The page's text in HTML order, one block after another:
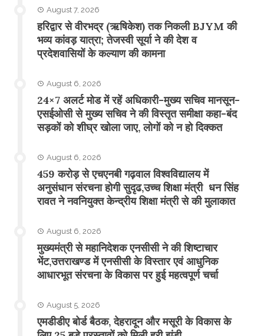
August 7, 2026
​हरिद्वार से वीरभद्र (ऋषिकेश) तक निकली BJYM की
भव्य कांवड़ यात्रा; तेजस्वी सूर्या ने की देश व
प्रदेशवासियों के कल्याण की कामना
August 6, 2026
24×7 अलर्ट मोड में रहें अधिकारी-मुख्य सचिव मानसून-
एसईओसी से मुख्य सचिव ने की विस्तृत समीक्षा कहा-बंद
सड़कों को शीघ्र खोला जाए, लोगों को न हो दिक्कत
August 6, 2026
459 करोड़ से एचएनबी गढ़वाल विश्वविद्यालय में
अनुसंधान संरचना होगी सुदृढ,उच्च शिक्षा मंत्री धन सिंह
रावत ने नवनियुक्त केन्द्रीय शिक्षा मंत्री से की मुलाकात
August 6, 2026
मुख्यमंत्री से महानिदेशक एनसीसी ने की शिष्टाचार
भेंट,उत्तराखण्ड में एनसीसी के विस्तार एवं आधुनिक
आधारभूत संरचना के विकास पर हुई महत्वपूर्ण चर्चा
August 5, 2026
एमडीडीए बोर्ड बैठक, देहरादून और मसूरी के विकास के